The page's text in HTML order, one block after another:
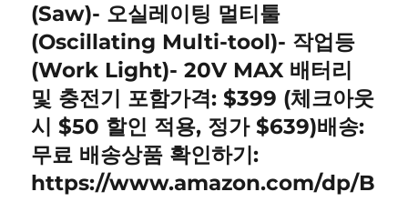
(Saw)- 오실레이팅 멀티툴
(Oscillating Multi-tool)- 작업등
(Work Light)- 20V MAX 배터리
및 충전기 포함가격: $399 (체크아웃
시 $50 할인 적용, 정가 $639)배송:
무료 배송상품 확인하기:
https://www.amazon.com/dp/B